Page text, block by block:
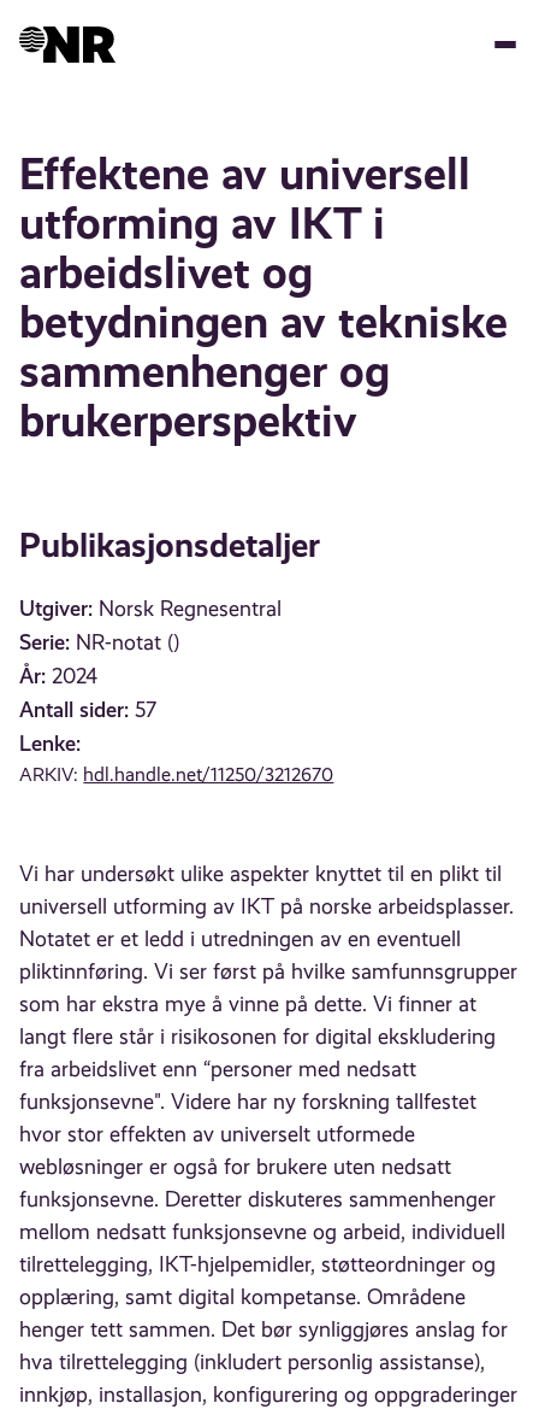
Effektene av universell
utforming av IKT i
arbeidslivet og
betydningen av tekniske
sammenhenger og
brukerperspektiv
Publikasjonsdetaljer
Utgiver: Norsk Regnesentral
Serie: NR-notat ()
År: 2024
Antall sider: 57
Lenke:
ARKIV: hdl.handle.net/11250/3212670
Vi har undersøkt ulike aspekter knyttet til en plikt til
universell utforming av IKT på norske arbeidsplasser.
Notatet er et ledd i utredningen av en eventuell
pliktinnføring. Vi ser først på hvilke samfunnsgrupper
som har ekstra mye å vinne på dette. Vi finner at
langt flere står i risikosonen for digital ekskludering
fra arbeidslivet enn “personer med nedsatt
funksjonsevne". Videre har ny forskning tallfestet
hvor stor effekten av universelt utformede
webløsninger er også for brukere uten nedsatt
funksjonsevne. Deretter diskuteres sammenhenger
mellom nedsatt funksjonsevne og arbeid, individuell
tilrettelegging, IKT-hjelpemidler, støtteordninger og
opplæring, samt digital kompetanse. Områdene
henger tett sammen. Det bør synliggjøres anslag for
hva tilrettelegging (inkludert personlig assistanse),
innkjøp, installasjon, konfigurering og oppgraderinger